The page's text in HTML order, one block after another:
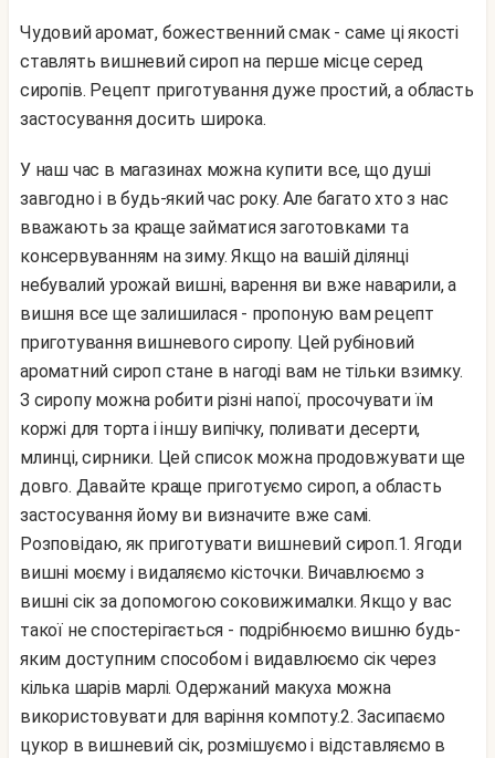
Чудовий аромат, божественний смак - саме ці якості
ставлять вишневий сироп на перше місце серед
сиропів. Рецепт приготування дуже простий, а область
застосування досить широка.
У наш час в магазинах можна купити все, що душі
завгодно і в будь-який час року. Але багато хто з нас
вважають за краще займатися заготовками та
консервуванням на зиму. Якщо на вашій ділянці
небувалий урожай вишні, варення ви вже наварили, а
вишня все ще залишилася - пропоную вам рецепт
приготування вишневого сиропу. Цей рубіновий
ароматний сироп стане в нагоді вам не тільки взимку.
З сиропу можна робити різні напої, просочувати їм
коржі для торта і іншу випічку, поливати десерти,
млинці, сирники. Цей список можна продовжувати ще
довго. Давайте краще приготуємо сироп, а область
застосування йому ви визначите вже самі.
Розповідаю, як приготувати вишневий сироп.1. Ягоди
вишні моєму і видаляємо кісточки. Вичавлюємо з
вишні сік за допомогою соковижималки. Якщо у вас
такої не спостерігається - подрібнюємо вишню будь-
яким доступним способом і видавлюємо сік через
кілька шарів марлі. Одержаний макуха можна
використовувати для варіння компоту.2. Засипаємо
цукор в вишневий сік, розмішуємо і відставляємо в